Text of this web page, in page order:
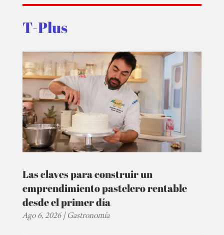
T-Plus
Las claves para construir un
emprendimiento pastelero rentable
desde el primer día
Ago 6, 2026|Gastronomía